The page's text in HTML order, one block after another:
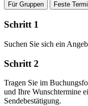
Für Gruppen Feste
Schritt 1
Suchen Sie sich ein
Schritt 2
Tragen Sie im
und Ihre Wunschtermine
Sendebestätigung.